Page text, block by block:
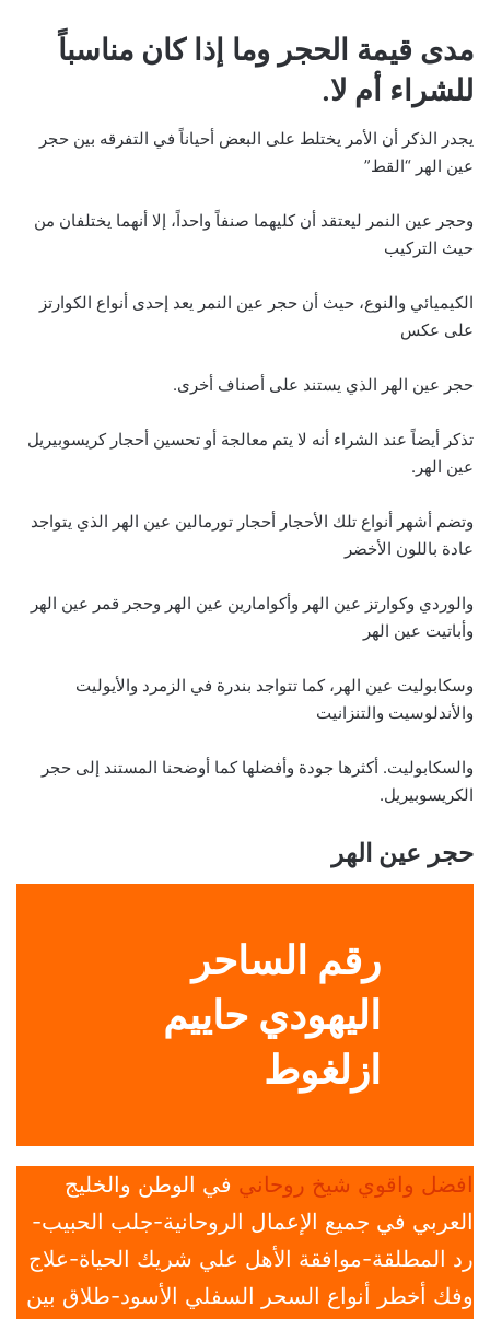
مدى قيمة الحجر وما إذا كان مناسباً
للشراء أم لا.
يجدر الذكر أن الأمر يختلط على البعض أحياناً في التفرقه بين حجر
عين الهر “القط”
وحجر عين النمر ليعتقد أن كليهما صنفاً واحداً، إلا أنهما يختلفان من
حيث التركيب
الكيميائي والنوع، حيث أن حجر عين النمر يعد إحدى أنواع الكوارتز
على عكس
حجر عين الهر الذي يستند على أصناف أخرى.
تذكر أيضاً عند الشراء أنه لا يتم معالجة أو تحسين أحجار كريسوبيريل
عين الهر.
وتضم أشهر أنواع تلك الأحجار أحجار تورمالين عين الهر الذي يتواجد
عادة باللون الأخضر
والوردي وكوارتز عين الهر وأكوامارين عين الهر وحجر قمر عين الهر
وأباتيت عين الهر
وسكابوليت عين الهر، كما تتواجد بندرة في الزمرد والأيوليت
والأندلوسيت والتنزانيت
والسكابوليت. أكثرها جودة وأفضلها كما أوضحنا المستند إلى حجر
الكريسوبيريل.
حجر عين الهر
رقم الساحر
اليهودي حاييم
ازلغوط
افضل واقوي شيخ روحاني في الوطن والخليج
العربي في جميع الإعمال الروحانية-جلب الحبيب-
رد المطلقة-موافقة الأهل علي شريك الحياة-علاج
وفك أخطر أنواع السحر السفلي الأسود-طلاق بين